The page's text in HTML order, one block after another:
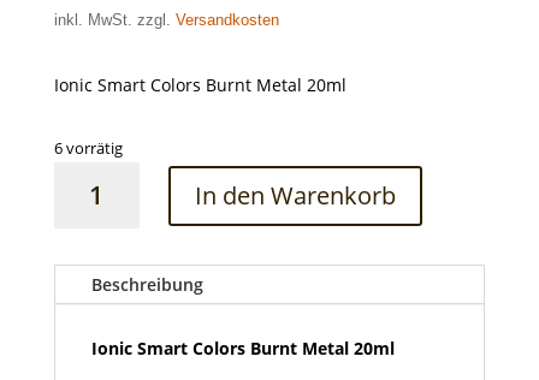
inkl. MwSt. zzgl. Versandkosten
Ionic Smart Colors Burnt Metal 20ml
6 vorrätig
Smart
Metal
Menge
In den Warenkorb
Beschreibung
Ionic Smart Colors Burnt Metal 20ml